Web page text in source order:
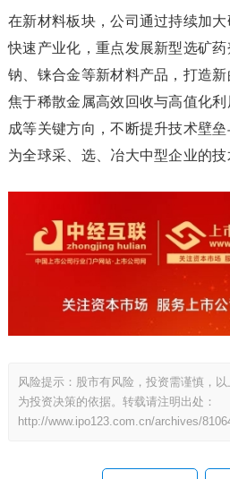
在新材料板块，公司通过持续加
快速产业化，重点发展新型选矿
钠、铼合金等新材料产品，打造
焦于稀散金属高效回收与高值化
成等关键方向，不断提升技术壁
为全球采、选、冶大中型企业的技
风险提示：股市有风险，投资需谨慎，
为投资决策的依据。转载请注明出处：
http://www.ipo123.com.cn/archives/